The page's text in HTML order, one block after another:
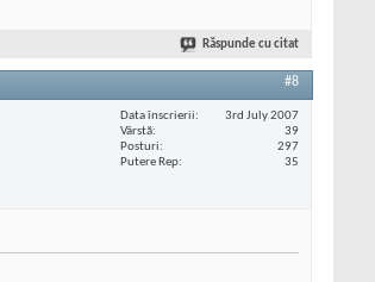
Răspunde cu citat
#8
Data înscrierii
3rd July 2007
Vârstă
39
Posturi
297
Putere Rep
35